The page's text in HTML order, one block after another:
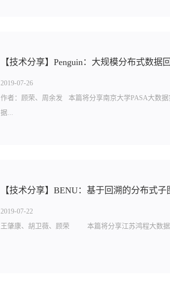
【技术分享】Penguin：大规模分布式数据
2019-07-26
作者：顾荣、周余发 本篇将分享南京大学PASA大数
据...
【技术分享】BENU：基于回溯的分布式子
2019-07-22
王肇康、胡卫薇、顾荣 本篇将分享江苏鸿程大数据